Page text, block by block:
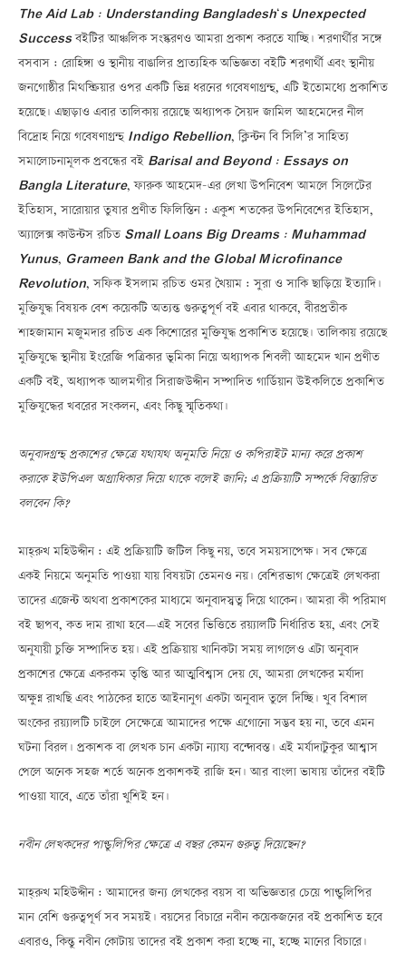
The Aid Lab : Understanding Bangladesh‘s Unexpected
Successবইটির আঞ্চলিক সংস্করণও আমরা প্রকাশ করতে যাচ্ছি। শরণার্থীর সঙ্গে
বসবাস : রোহিঙ্গা ও স্থানীয় বাঙালির প্রাত্যহিক অভিজ্ঞতা বইটি শরণার্থী এবং স্থানীয়
জনগোষ্ঠীর মিথস্ক্রিয়ার ওপর একটি ভিন্ন ধরনের গবেষণাগ্রন্থ, এটি ইতোমধ্যে প্রকাশিত
হয়েছে। এছাড়াও এবার তালিকায় রয়েছে অধ্যাপক সৈয়দ জামিল আহমেদের নীল
বিদ্রোহ নিয়ে গবেষণাগ্রন্থ Indigo Rebellion, ক্লিন্টন বি সিলি’র সাহিত্য
সমালোচনামূলক প্রবন্ধের বই Barisal and Beyond : Essays on
Bangla Literature, ফারুক আহমেদ-এর লেখা উপনিবেশ আমলে সিলেটের
ইতিহাস, সারোয়ার তুষার প্রণীত ফিলিস্তিন : একুশ শতকের উপনিবেশের ইতিহাস,
অ্যালেক্স কাউন্টস রচিত Small Loans Big Dreams : Muhammad
Yunus, Grameen Bank and the Global Microfinance
Revolution, সফিক ইসলাম রচিত ওমর খৈয়াম : সুরা ও সাকি ছাড়িয়ে ইত্যাদি।
মুক্তিযুদ্ধ বিষয়ক বেশ কয়েকটি অত্যন্ত গুরুত্বপূর্ণ বই এবার থাকবে, বীরপ্রতীক
শাহজামান মজুমদার রচিত এক কিশোরের মুক্তিযুদ্ধ প্রকাশিত হয়েছে। তালিকায় রয়েছে
মুক্তিযুদ্ধে স্থানীয় ইংরেজি পত্রিকার ভূমিকা নিয়ে অধ্যাপক শিবলী আহমেদ খান প্রণীত
একটি বই, অধ্যাপক আলমগীর সিরাজউদ্দীন সম্পাদিত গার্ডিয়ান উইকলিতে প্রকাশিত
মুক্তিযুদ্ধের খবরের সংকলন, এবং কিছু স্মৃতিকথা।
অনুবাদগ্রন্থ প্রকাশের ক্ষেত্রে যথাযথ অনুমতি নিয়ে ও কপিরাইট মান্য করে প্রকাশ
করাকে ইউপিএল অগ্রাধিকার দিয়ে থাকে বলেই জানি; এ প্রক্রিয়াটি সম্পর্কে বিস্তারিত
বলবেন কি?
মাহ্‌রুখ মহিউদ্দীন : এই প্রক্রিয়াটি জটিল কিছু নয়, তবে সময়সাপেক্ষ। সব ক্ষেত্রে
একই নিয়মে অনুমতি পাওয়া যায় বিষয়টা তেমনও নয়। বেশিরভাগ ক্ষেত্রেই লেখকরা
তাদের এজেন্ট অথবা প্রকাশকের মাধ্যমে অনুবাদস্বত্ব দিয়ে থাকেন। আমরা কী পরিমাণ
বই ছাপব, কত দাম রাখা হবেÑএই সবের ভিত্তিতে রয়্যালটি নির্ধারিত হয়, এবং সেই
অনুযায়ী চুক্তি সম্পাদিত হয়। এই প্রক্রিয়ায় খানিকটা সময় লাগলেও এটা অনুবাদ
প্রকাশের ক্ষেত্রে একরকম তৃপ্তি আর আত্মবিশ্বাস দেয় যে, আমরা লেখকের মর্যাদা
অক্ষুণ্ণ রাখছি এবং পাঠকের হাতে আইনানুগ একটা অনুবাদ তুলে দিচ্ছি। খুব বিশাল
অংকের রয়্যালটি চাইলে সেক্ষেত্রে আমাদের পক্ষে এগোনো সম্ভব হয় না, তবে এমন
ঘটনা বিরল। প্রকাশক বা লেখক চান একটা ন্যায্য বন্দোবস্ত। এই মর্যাদাটুকুর আশ্বাস
পেলে অনেক সহজ শর্তে অনেক প্রকাশকই রাজি হন। আর বাংলা ভাষায় তাঁদের বইটি
পাওয়া যাবে, এতে তাঁরা খুশিই হন।
নবীন লেখকদের পাণ্ডুলিপির ক্ষেত্রে এ বছর কেমন গুরুত্ব দিয়েছেন?
মাহ্‌রুখ মহিউদ্দীন : আমাদের জন্য লেখকের বয়স বা অভিজ্ঞতার চেয়ে পাণ্ডুলিপির
মান বেশি গুরুত্বপূর্ণ সব সময়ই। বয়সের বিচারে নবীন কয়েকজনের বই প্রকাশিত হবে
এবারও, কিন্তু নবীন কোটায় তাদের বই প্রকাশ করা হচ্ছে না, হচ্ছে মানের বিচারে।